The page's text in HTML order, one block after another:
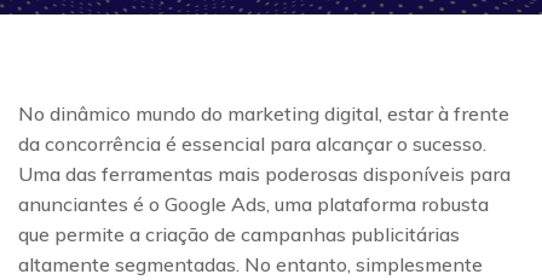
No dinâmico mundo do marketing digital, estar à frente
da concorrência é essencial para alcançar o sucesso.
Uma das ferramentas mais poderosas disponíveis para
anunciantes é o Google Ads, uma plataforma robusta
que permite a criação de campanhas publicitárias
altamente segmentadas. No entanto, simplesmente